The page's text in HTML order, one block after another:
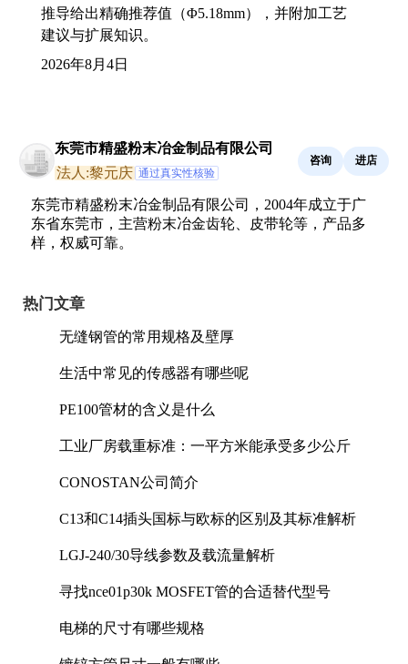
推导给出精确推荐值（Φ5.18mm），并附加工艺
建议与扩展知识。
2026年8月4日
东莞市精盛粉末冶金制品有限公司
法人:黎元庆 通过真实性核验
咨询 进店
东莞市精盛粉末冶金制品有限公司，2004年成立于广
东省东莞市，主营粉末冶金齿轮、皮带轮等，产品多
样，权威可靠。
热门文章
无缝钢管的常用规格及壁厚
生活中常见的传感器有哪些呢
PE100管材的含义是什么
工业厂房载重标准：一平方米能承受多少公斤
CONOSTAN公司简介
C13和C14插头国标与欧标的区别及其标准解析
LGJ-240/30导线参数及载流量解析
寻找nce01p30k MOSFET管的合适替代型号
电梯的尺寸有哪些规格